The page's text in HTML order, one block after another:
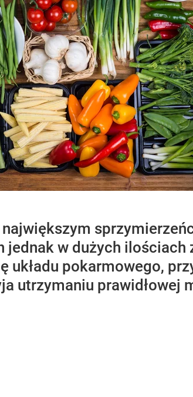
jednak w dużych ilościach
układu pokarmowego,
utrzymaniu prawidłowej